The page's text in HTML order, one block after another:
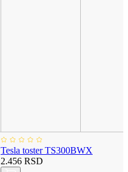
Tesla toster TS300BWX
2.456 RSD